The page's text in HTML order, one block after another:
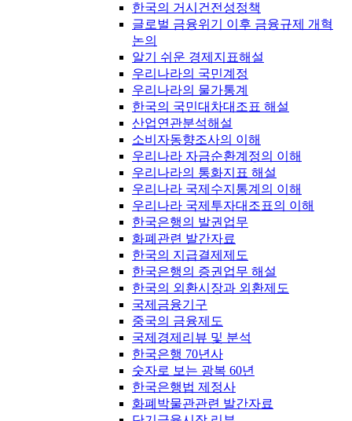
한국의 거시건전성정책
글로벌 금융위기 이후 금융규제 개혁
논의
알기 쉬운 경제지표해설
우리나라의 국민계정
우리나라의 물가통계
한국의 국민대차대조표 해설
산업연관분석해설
소비자동향조사의 이해
우리나라 자금순환계정의 이해
우리나라의 통화지표 해설
우리나라 국제수지통계의 이해
우리나라 국제투자대조표의 이해
한국은행의 발권업무
화폐관련 발간자료
한국의 지급결제제도
한국은행의 증권업무 해설
한국의 외환시장과 외환제도
국제금융기구
중국의 금융제도
국제경제리뷰 및 분석
한국은행 70년사
숫자로 보는 광복 60년
한국은행법 제정사
화폐박물관관련 발간자료